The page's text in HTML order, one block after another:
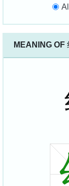
All
MEANING OF